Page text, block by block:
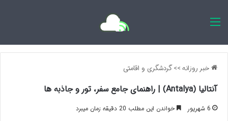
خبر روزانه>>گردشگری و اقامتی
آنتالیا (Antalya) | راهنمای جامع سفر، تور و جاذبه ها
6 شهریور خواندن این مطلب 20 دقیقه زمان میبرد